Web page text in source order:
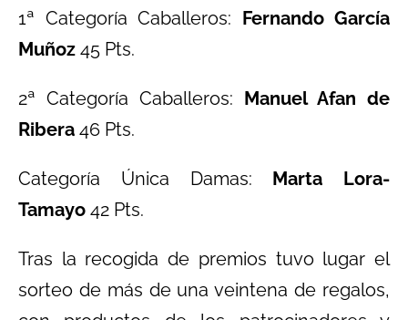
1ª Categoría Caballeros: Fernando García
Muñoz 45 Pts.
2ª Categoría Caballeros: Manuel Afan de
Ribera 46 Pts.
Categoría Única Damas: Marta Lora-
Tamayo 42 Pts.
Tras la recogida de premios tuvo lugar el
sorteo de más de una veintena de regalos,